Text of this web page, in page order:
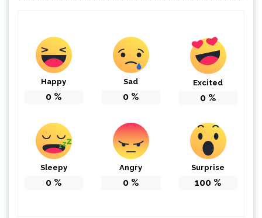
Happy
0 %
Sad
0 %
Excited
0 %
Sleepy
0 %
Angry
0 %
Surprise
100 %